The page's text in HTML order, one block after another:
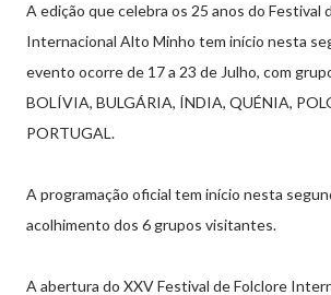
A edição que celebra os 25 anos do Festival
Internacional Alto Minho tem início nesta
evento ocorre de 17 a 23 de Julho, com
BOLÍVIA, BULGÁRIA, ÍNDIA, QUÉNIA,
PORTUGAL.
A programação oficial tem início nesta
acolhimento dos 6 grupos visitantes.
A abertura do XXV Festival de Folclore